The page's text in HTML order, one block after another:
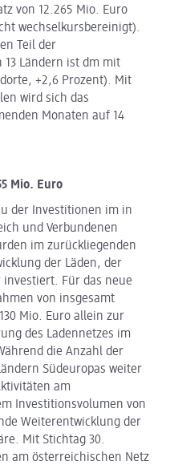
von 12.265 Mio. Euro
wechselkursbereinigt).
Teil der
Ländern ist dm mit
+2,6 Prozent). Mit
wird sich das
Monaten auf 14
Mio. Euro
der Investitionen im in
und Verbundenen
im zurückliegenden
der Läden, der
Für das neue
von insgesamt
Mio. Euro allein zur
des Ladennetzes im
die Anzahl der
Südeuropas weiter
am
Investitionsvolumen von
Weiterentwicklung der
Mit Stichtag 30.
am österreichischen Netz